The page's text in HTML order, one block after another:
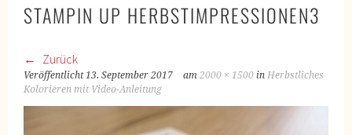
STAMPIN UP HERBSTIMPRESSIONEN3
Zurück
Veröffentlicht13. September 2017 am2000 × 1500 inHerbstliches
Kolorieren mit Video-Anleitung